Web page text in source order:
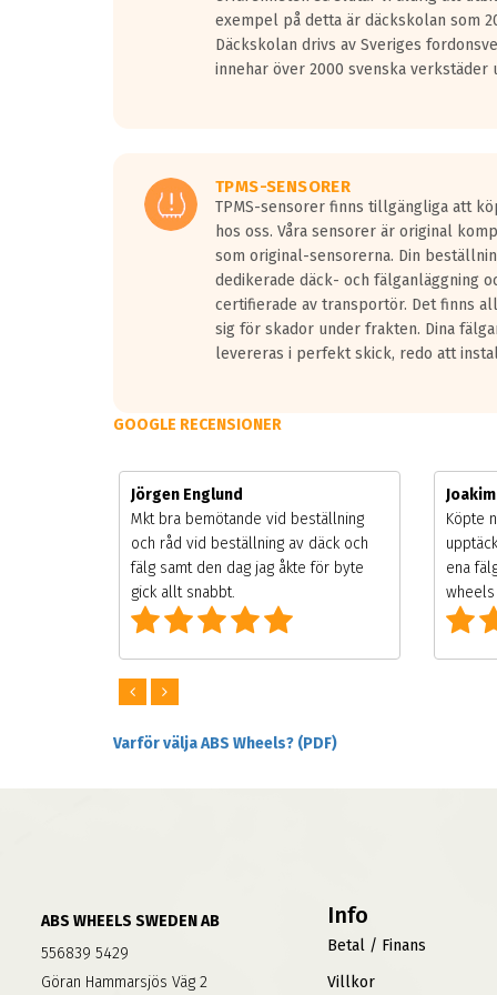
Vid körning i över 50km/h brukar
På däckmärkningen kommer det finnas en
medans de vita vågorna påvisar om det är ett tyst
Ett däck med tre svarta vågor uppnår de
exempel på detta är däckskolan som
Däckskolan drivs av Sveriges
innehar över 2000 svenska verkstäder
TPMS-SENSORER
TPMS-sensorer finns tillgängliga att
hos oss. Våra sensorer är original
som original-sensorerna. Din
dedikerade däck- och fälganläggning
certifierade av transportör. Det finns
sig för skador under frakten. Dina
levereras i perfekt skick, redo att
GOOGLE RECENSIONER
Jörgen Englund
Mkt bra bemötande vid beställning
och råd vid beställning av däck och
fälg samt den dag jag åkte för byte
gick allt snabbt.
Köpte
ena
Varför välja ABS Wheels? (PDF)
ABS WHEELS SWEDEN AB
556839 5429
Göran Hammarsjös Väg 2
Info
Betal / Finans
Villkor